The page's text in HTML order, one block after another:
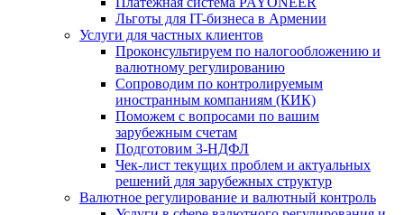
Льготы для IT-бизнеса в Армении
Услуги для частных клиентов
Проконсультируем по налогообложению и
валютному регулированию
Сопроводим по контролируемым
иностранным компаниям (КИК)
Поможем с вопросами по вашим
зарубежным счетам
Подготовим 3-НДФЛ
Чек-лист текущих проблем и актуальных
решений для зарубежных структур
Валютное регулирование и валютный контроль